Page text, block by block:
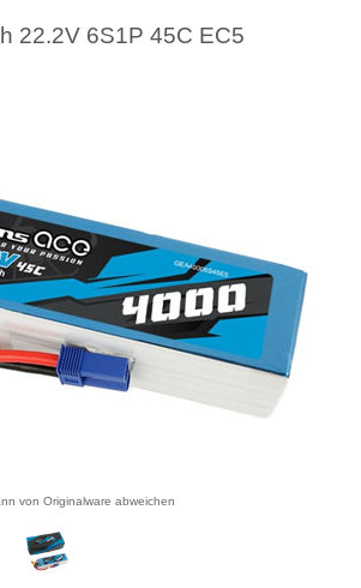
22.2V 6S1P 45C EC5
von Originalware abweichen